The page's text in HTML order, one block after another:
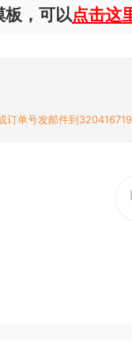
板，可以点击这
订单号发邮件到